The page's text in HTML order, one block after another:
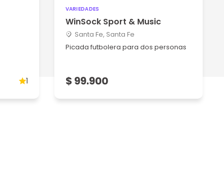
1
VARIEDADES
WinSock Sport & Music
Santa Fe, Santa Fe
Picada futbolera para dos personas
$ 99.900